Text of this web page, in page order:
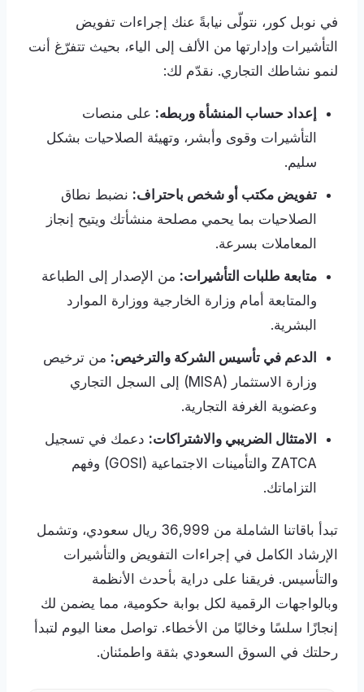
في نوبل كور، نتولّى نيابةً عنك إجراءات تفويض
التأشيرات وإدارتها من الألف إلى الياء، بحيث تتفرّغ أنت
لنمو نشاطك التجاري. نقدّم لك:
إعداد حساب المنشأة وربطه: على منصات
التأشيرات وقوى وأبشر، وتهيئة الصلاحيات بشكل
سليم.
تفويض مكتب أو شخص باحتراف: نضبط نطاق
الصلاحيات بما يحمي مصلحة منشأتك ويتيح إنجاز
المعاملات بسرعة.
متابعة طلبات التأشيرات: من الإصدار إلى الطباعة
والمتابعة أمام وزارة الخارجية ووزارة الموارد
البشرية.
الدعم في تأسيس الشركة والترخيص: من ترخيص
وزارة الاستثمار (MISA) إلى السجل التجاري
وعضوية الغرفة التجارية.
الامتثال الضريبي والاشتراكات: دعمك في تسجيل
ZATCA والتأمينات الاجتماعية (GOSI) وفهم
التزاماتك.
تبدأ باقاتنا الشاملة من 36,999 ريال سعودي، وتشمل
الإرشاد الكامل في إجراءات التفويض والتأشيرات
والتأسيس. فريقنا على دراية بأحدث الأنظمة
وبالواجهات الرقمية لكل بوابة حكومية، مما يضمن لك
إنجازًا سلسًا وخاليًا من الأخطاء. تواصل معنا اليوم لتبدأ
رحلتك في السوق السعودي بثقة واطمئنان.